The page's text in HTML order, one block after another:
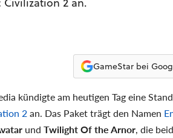
GameStar bei
kündigte am heutigen Tag eine
2an. Das Paket trägt den Namen
und Twilight Of the Arnor, die